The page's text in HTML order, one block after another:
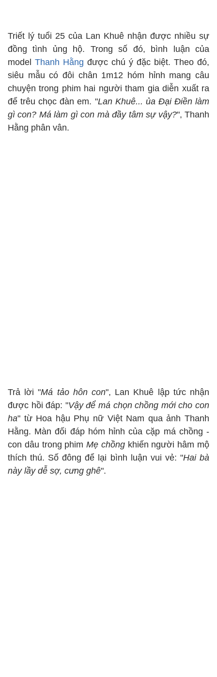
Triết lý tuổi 25 của Lan Khuê nhận được nhiều sự
đồng tình ủng hộ. Trong số đó, bình luận của
model Thanh Hằng được chú ý đặc biệt. Theo đó,
siêu mẫu có đôi chân 1m12 hóm hỉnh mang câu
chuyện trong phim hai người tham gia diễn xuất ra
để trêu chọc đàn em. "Lan Khuê... ủa Đại Điền làm
gì con? Má làm gì con mà đầy tâm sự vậy?", Thanh
Hằng phân vân.
Trả lời "Má tảo hôn con", Lan Khuê lập tức nhận
được hồi đáp: "Vậy để má chọn chồng mới cho con
ha" từ Hoa hậu Phụ nữ Việt Nam qua ảnh Thanh
Hằng. Màn đối đáp hóm hỉnh của cặp má chồng -
con dâu trong phimMẹ chồngkhiến người hâm mộ
thích thú. Số đông để lại bình luận vui vẻ: "Hai bà
này lầy dễ sợ, cưng ghê".